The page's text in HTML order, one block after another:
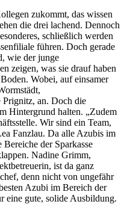
zukommt, das wissen
die drei lachend. Dennoch
schließlich werden
führen. Doch gerade
wie der junge
zeigen, was sie drauf haben
Wobei, auf einsamer
Prignitz, an. Doch die
Hintergrund halten. „Zudem
Wir sind ein Team,
Fanzlau. Da alle Azubis im
der Sparkasse
Nadine Grimm,
ist da ganz
denn nicht von ungefähr
Azubi im Bereich der
eine gute, solide Ausbildung.